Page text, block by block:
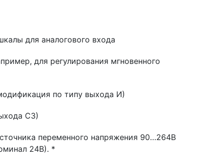
для аналогового входа
для регулирования мгновенного
по типу выхода И)
С3)
переменного напряжения 90…264В
24В). *